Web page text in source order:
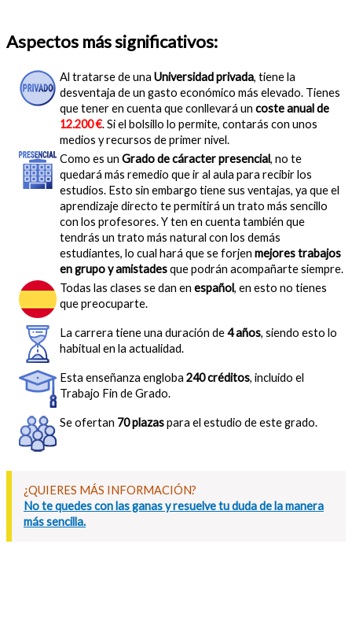
Aspectos más significativos:
Al tratarse de una Universidad privada, tiene la
desventaja de un gasto económico más elevado. Tienes
que tener en cuenta que conllevará un coste anual de
12.200 €. Si el bolsillo lo permite, contarás con unos
medios y recursos de primer nivel.
Como es un Grado de cáracter presencial, no te
quedará más remedio que ir al aula para recibir los
estudios. Esto sin embargo tiene sus ventajas, ya que el
aprendizaje directo te permitirá un trato más sencillo
con los profesores. Y ten en cuenta también que
tendrás un trato más natural con los demás
estudiantes, lo cual hará que se forjen mejores trabajos
en grupo y amistadesque podrán acompañarte siempre.
Todas las clases se dan en español, en esto no tienes
que preocuparte.
La carrera tiene una duración de4 años, siendo esto lo
habitual en la actualidad.
Esta enseñanza engloba 240 créditos, incluido el
Trabajo Fin de Grado.
Se ofertan 70 plazaspara el estudio de este grado.
¿QUIERES MÁS INFORMACIÓN?
No te quedes con las ganas y resuelve tu duda de la manera
más sencilla.